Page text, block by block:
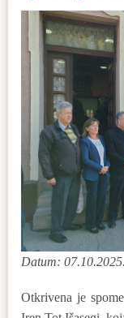
Datum: 07.10.2025.
Otkrivena je